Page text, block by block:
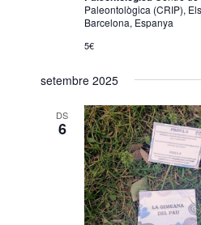
Paleontològica (CRIP),
Barcelona, Espanya
5€
setembre 2025
DS
6